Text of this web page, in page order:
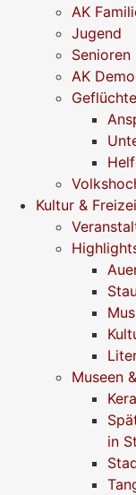
AK
Jugend
Senioren
AK
Kultur &
Museen
in